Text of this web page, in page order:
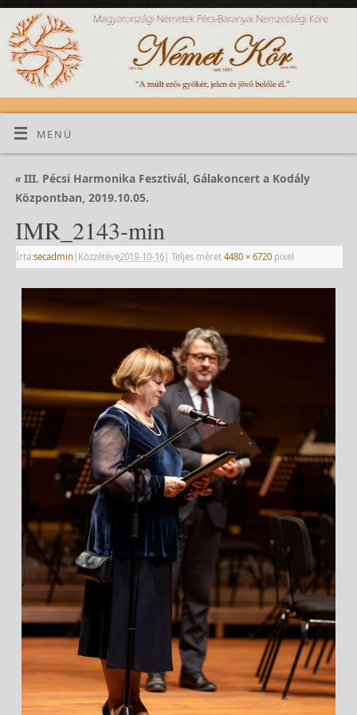
MENÜ
«III. Pécsi Harmonika Fesztivál, Gálakoncert a Kodály
Központban, 2019.10.05.
IMR_2143-min
Írta:secadmin | Közzétéve2019-10-16| Teljes méret 4480 × 6720pixel